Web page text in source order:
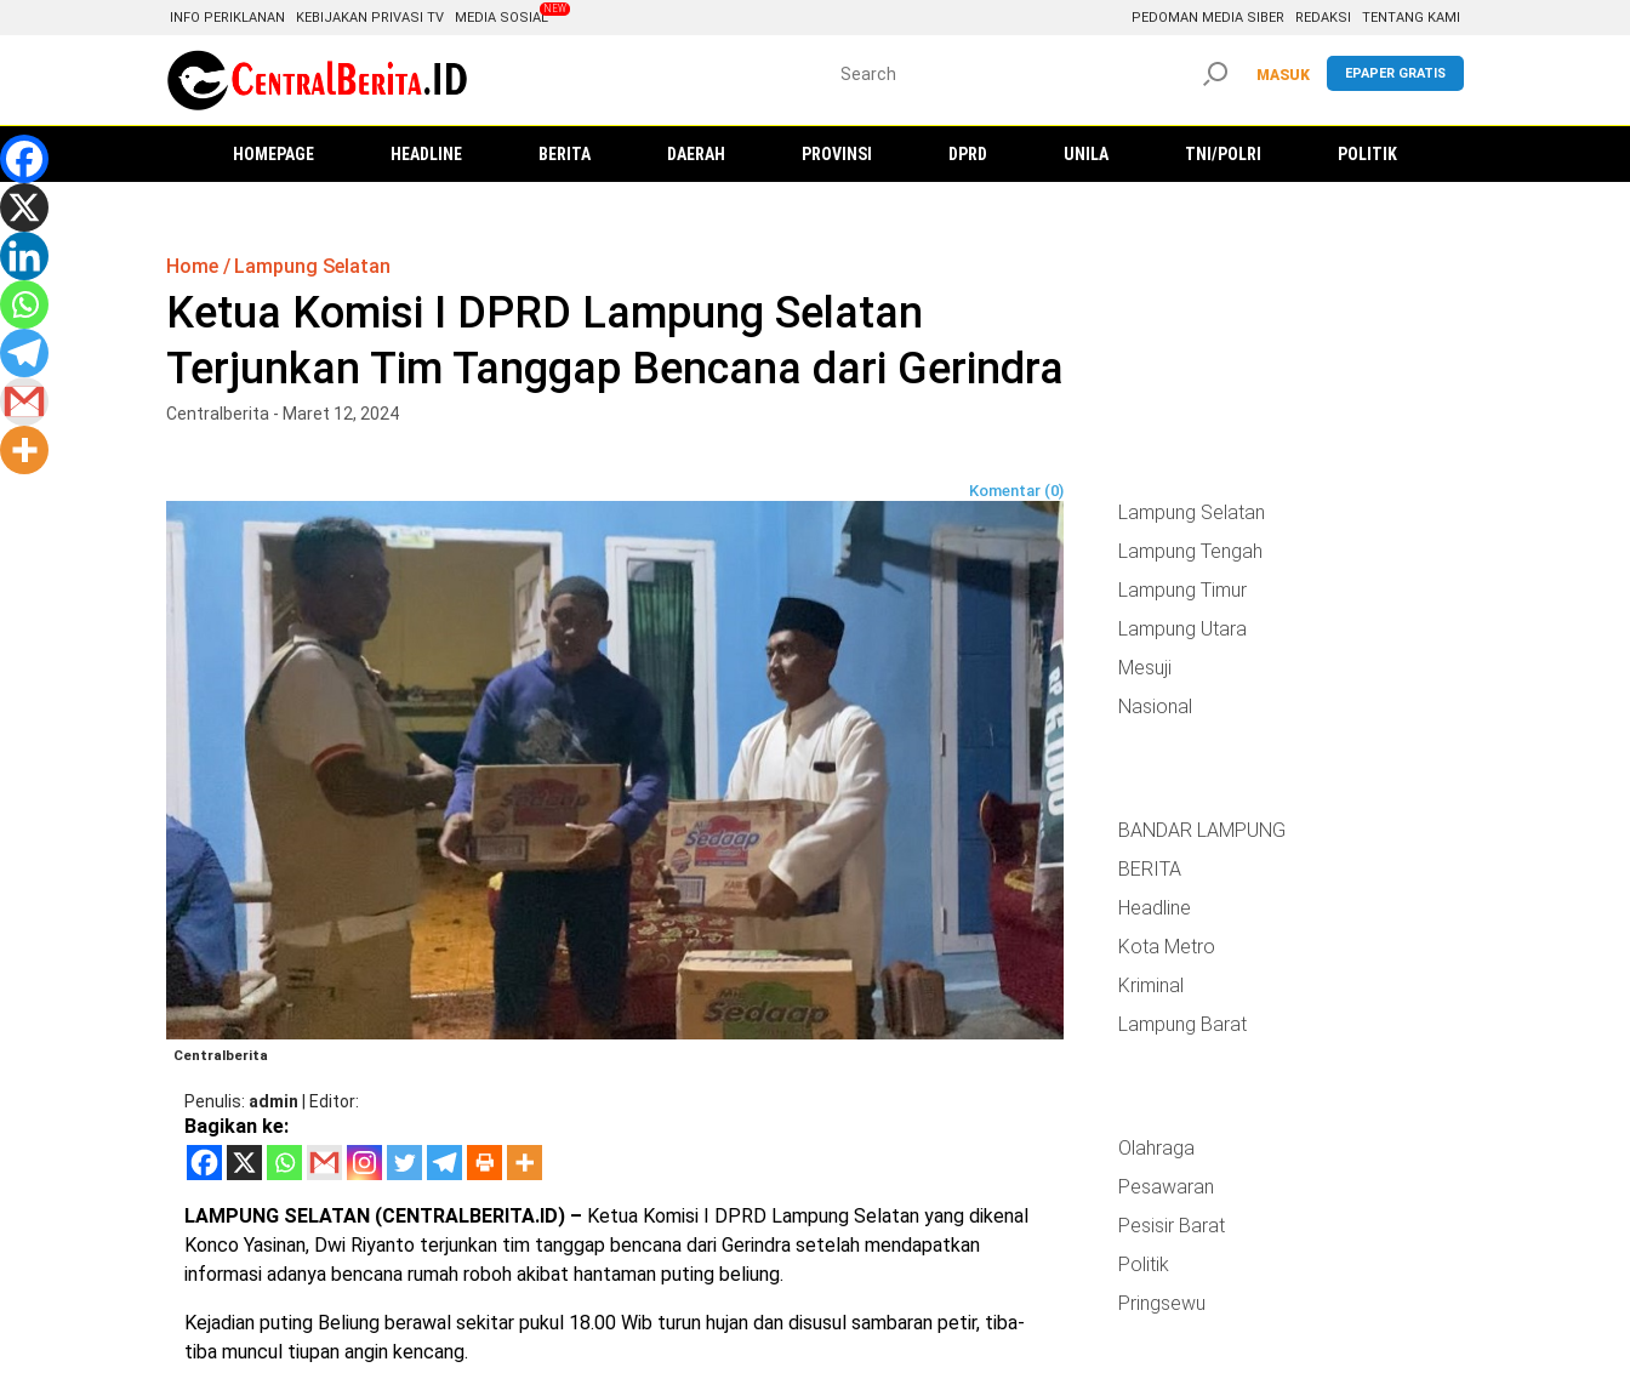
INFO PERIKLANAN KEBIJAKAN PRIVASI TV MEDIA SOSIAL PEDOMAN MEDIA SIBER REDAKSI TENTANG KAMI
EPAPER GRATIS
MASUK
HOMEPAGE HEADLINE BERITA DAERAH PROVINSI DPRD UNILA TNI/POLRI POLITIK
Home Lampung Selatan
Ketua Komisi I DPRD Lampung Selatan
Terjunkan Tim Tanggap Bencana dari Gerindra
Centralberita - Maret 12, 2024
Komentar (0)
Centralberita
Penulis admin Editor
Bagikan ke:
LAMPUNG SELATAN (CENTRALBERITA.ID) – Ketua Komisi I DPRD Lampung Selatan yang dikenal
Konco Yasinan, Dwi Riyanto terjunkan tim tanggap bencana dari Gerindra setelah mendapatkan
informasi adanya bencana rumah roboh akibat hantaman puting beliung.
Kejadian puting Beliung berawal sekitar pukul 18.00 Wib turun hujan dan disusul sambaran petir, tiba-
tiba muncul tiupan angin kencang.
Lampung Selatan
Lampung Tengah
Lampung Timur
Lampung Utara
Mesuji
Nasional
BANDAR LAMPUNG
BERITA
Headline
Kota Metro
Kriminal
Lampung Barat
Olahraga
Pesawaran
Pesisir Barat
Politik
Pringsewu